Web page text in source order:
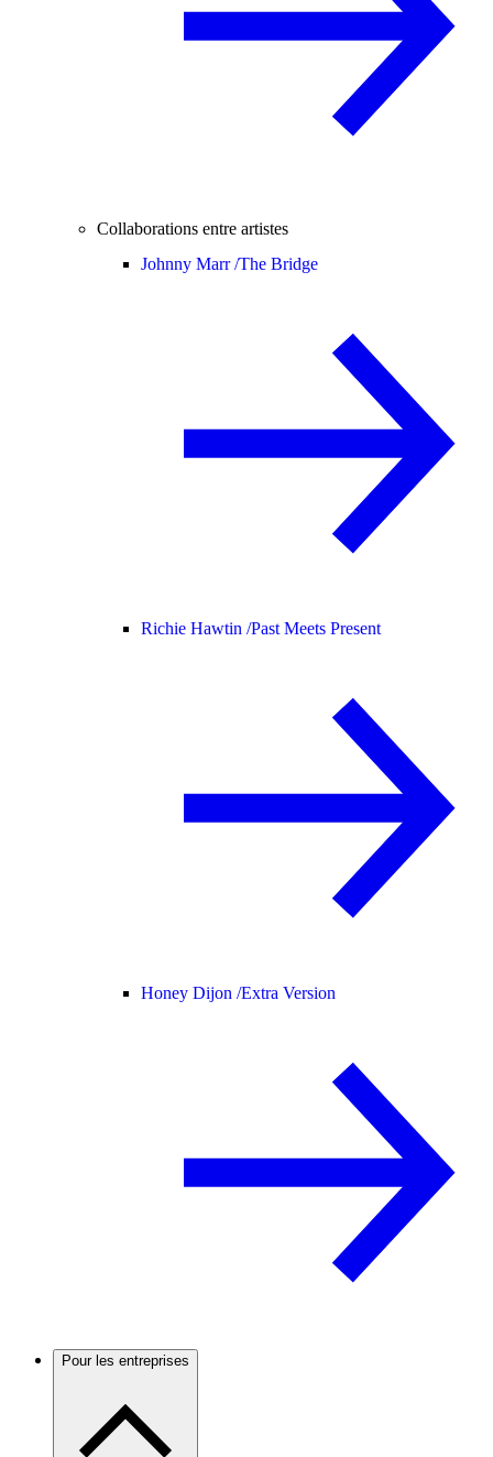
Collaborations entre artistes
Johnny Marr /The Bridge
Richie Hawtin /Past Meets Present
Honey Dijon /Extra Version
Pour les entreprises